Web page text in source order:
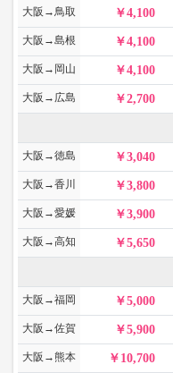
大阪→鳥取 4,100
大阪→島根 4,100
大阪→岡山 4,100
大阪→広島 2,700
大阪→徳島 3,040
大阪→香川 3,800
大阪→愛媛 3,900
大阪→高知 5,650
大阪→福岡 5,000
大阪→佐賀 5,900
大阪→熊本 10,700